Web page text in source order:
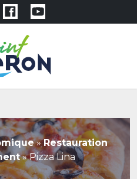
»Restauration
»Pizza Lina